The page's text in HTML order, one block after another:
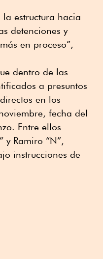
la estructura hacia
detenciones y
en proceso”,
dentro de las
a presuntos
en los
fecha del
Entre ellos
y Ramiro “N”,
instrucciones de